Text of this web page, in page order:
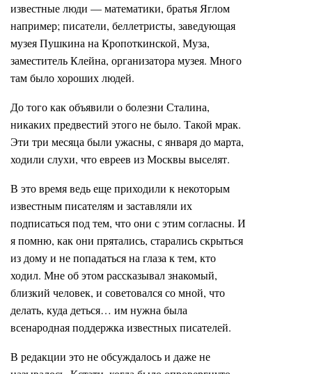
известные люди — математики, братья Яглом
например; писатели, беллетристы, заведующая
музея Пушкина на Кропоткинской, Муза,
заместитель Клейна, организатора музея. Много
там было хороших людей.
До того как объявили о болезни Сталина,
никаких предвестий этого не было. Такой мрак.
Эти три месяца были ужасны, с января до марта,
ходили слухи, что евреев из Москвы выселят.
В это время ведь еще приходили к некоторым
известным писателям и заставляли их
подписаться под тем, что они с этим согласны. И
я помню, как они прятались, старались скрыться
из дому и не попадаться на глаза к тем, кто
ходил. Мне об этом рассказывал знакомый,
близкий человек, и советовался со мной, что
делать, куда деться… им нужна была
всенародная поддержка известных писателей.
В редакции это не обсуждалось и даже не